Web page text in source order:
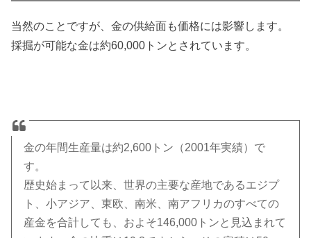
当然のことですが、金の供給面も価格には影響します。
採掘が可能な金は約60,000トンとされています。
金の年間生産量は約2,600トン（2001年実績）で
す。
歴史始まって以来、世界の主要な産地であるエジプ
ト、小アジア、東欧、南米、南アフリカのすべての
産金を合計しても、およそ146,000トンと見込まれて